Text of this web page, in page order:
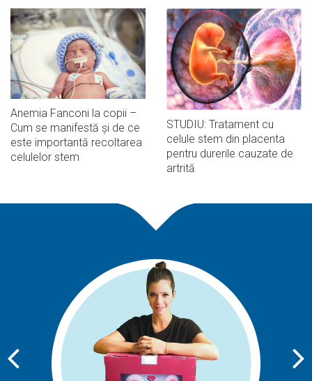
Anemia Fanconi la copii –
Cum se manifestă și de ce
este importantă recoltarea
celulelor stem
STUDIU: Tratament cu
celule stem din placenta
pentru durerile cauzate de
artrită